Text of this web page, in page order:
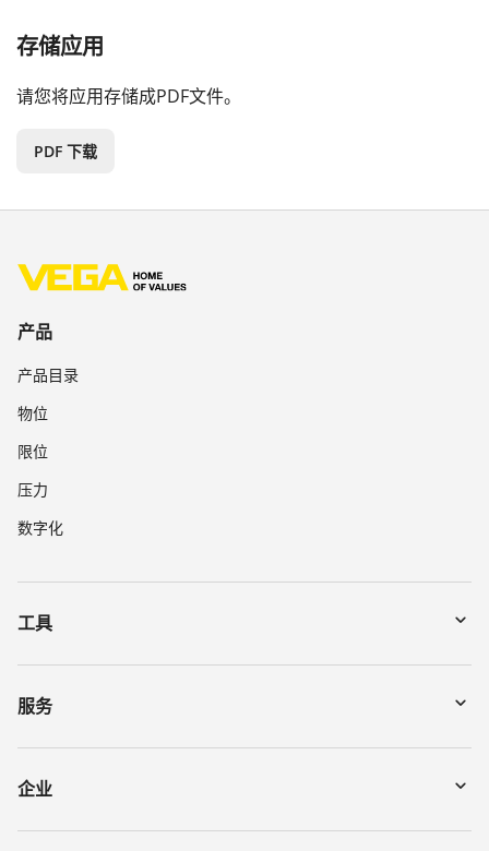
存储应用
请您将应用存储成PDF文件。
PDF 下载
产品
产品目录
物位
限位
压力
数字化
工具
下载
通过序列号搜索仪表
DTM Collection/PACTware
服务
寄回仪表
讲座
企业
关于 VEGA